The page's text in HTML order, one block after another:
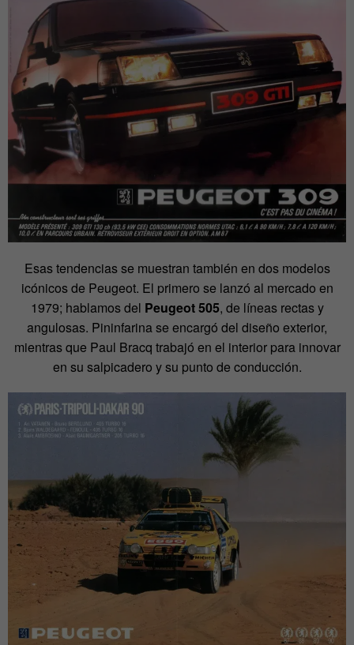
Esas tendencias se muestran también en dos modelos
icónicos de Peugeot. El primero se lanzó al mercado en
1979; hablamos del Peugeot 505, de líneas rectas y
angulosas. Pininfarina se encargó del diseño exterior,
mientras que Paul Bracq trabajó en el interior para innovar
en su salpicadero y su punto de conducción.